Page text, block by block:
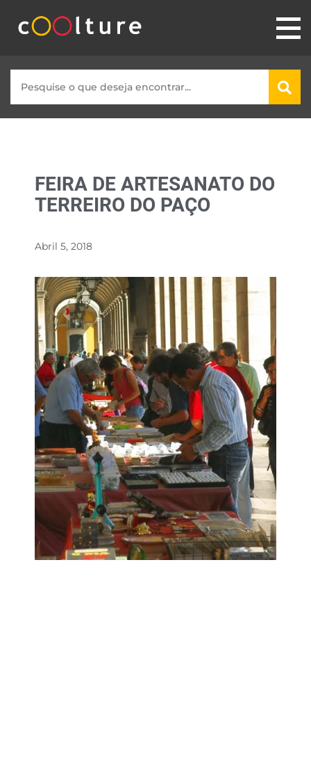
FEIRA DE ARTESANATO DO
TERREIRO DO PAÇO
Abril 5, 2018